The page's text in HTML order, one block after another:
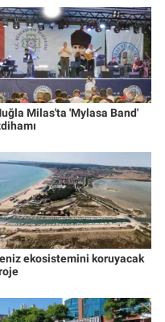
Milas'ta 'Mylasa Band'
ekosistemini koruyacak